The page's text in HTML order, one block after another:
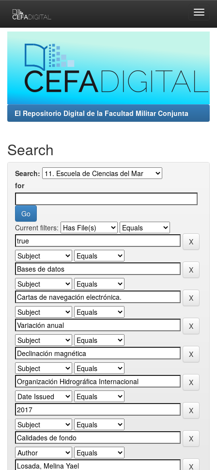
navigation
El Repositorio Digital de la Facultad Militar Conjunta
Search
Search:
for
Current filters: